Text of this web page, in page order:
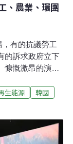
、農業、環團
有的抗議勞工
的訴求政府立下
慷慨激昂的演說
。跨領域團體
的第四次氣候正
、清州等地也有
，其它地區則約
生能源
韓國